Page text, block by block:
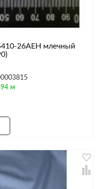
26AEH млечный
м